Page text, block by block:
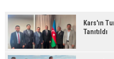
Kars'ın
Tanıtıldı